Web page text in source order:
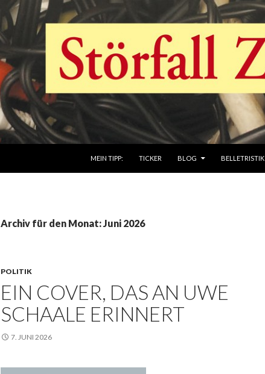
MEIN TIPP:
TICKER BLOG BELLETRISTIK
Archiv für den Monat: Juni 2026
POLITIK
EIN COVER, DAS AN UWE
SCHAALE ERINNERT
7. JUNI 2026